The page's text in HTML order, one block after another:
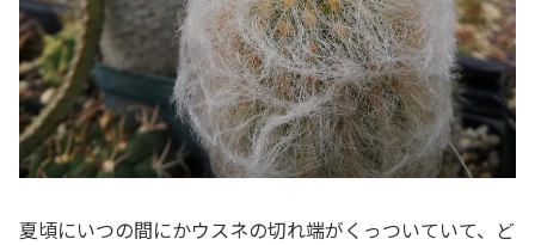
夏頃にいつの間にかウスネの切れ端がくっついていて、ど